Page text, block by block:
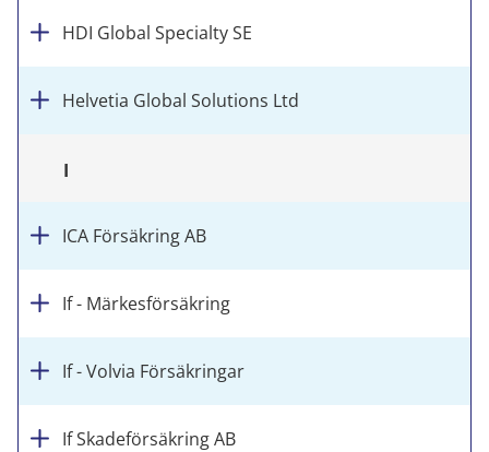
HDI Global Specialty SE
Helvetia Global Solutions Ltd
I
ICA Försäkring AB
If - Märkesförsäkring
If - Volvia Försäkringar
If Skadeförsäkring AB